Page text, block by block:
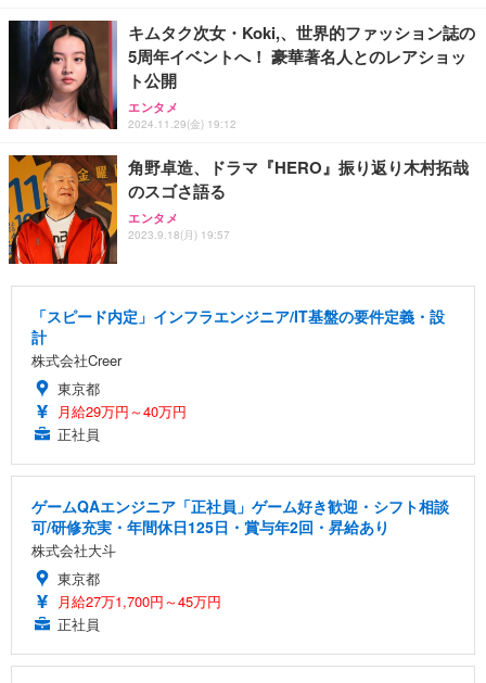
キムタク次女・Koki,、世界的ファッション誌の
5周年イベントへ！ 豪華著名人とのレアショッ
ト公開
エンタメ
2024.11.29(金) 19:12
角野卓造、ドラマ『HERO』振り返り木村拓哉
のスゴさ語る
エンタメ
2023.9.18(月) 19:57
「スピード内定」インフラエンジニア/IT基盤の要件定義・設
計
株式会社Creer
東京都
月給29万円～40万円
正社員
ゲームQAエンジニア「正社員」ゲーム好き歓迎・シフト相談
可/研修充実・年間休日125日・賞与年2回・昇給あり
株式会社大斗
東京都
月給27万1,700円～45万円
正社員